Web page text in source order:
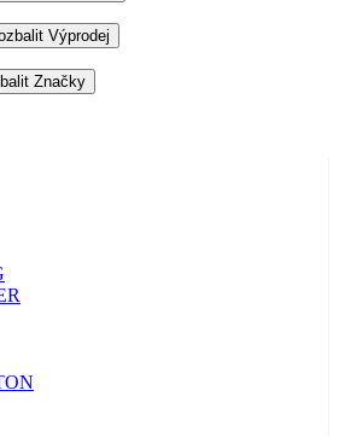
Výprodej
Značky